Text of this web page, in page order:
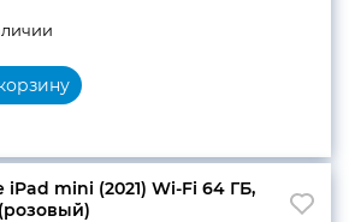
iPad mini (2021) Wi-Fi 64 ГБ,